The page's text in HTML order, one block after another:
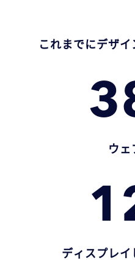
これまでにデザ
ウェ
ディスプレイ